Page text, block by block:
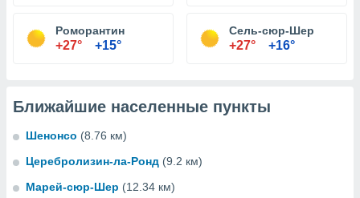
Роморантин
+27° +15°
Сель-сюр-Шер
+27° +16°
Ближайшие населенные пункты
Шенонсо (8.76 км)
Церебролизин-ла-Ронд (9.2 км)
Марей-сюр-Шер (12.34 км)